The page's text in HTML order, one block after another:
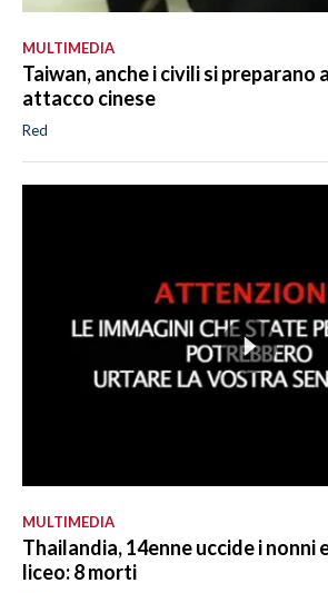
MULTIMEDIA
Taiwan, anche i civili si preparano
attacco cinese
Red
MULTIMEDIA
Thailandia, 14enne uccide i nonni
liceo: 8 morti